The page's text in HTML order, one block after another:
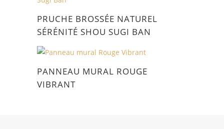
PRUCHE BROSSÉE NATUREL
SÉRÉNITÉ SHOU SUGI BAN
PANNEAU MURAL ROUGE
VIBRANT